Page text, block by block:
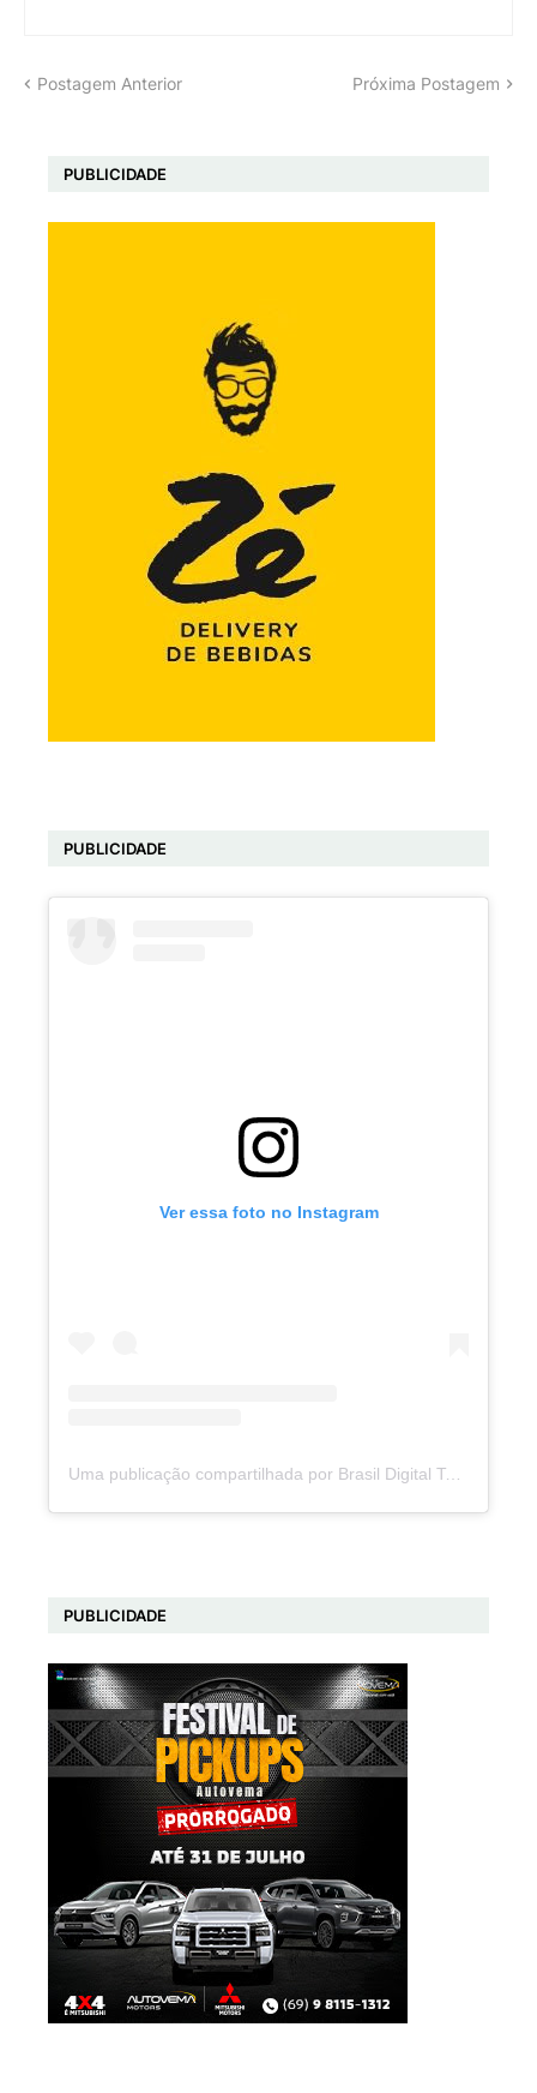
Postagem Anterior Próxima Postagem
PUBLICIDADE
PUBLICIDADE
Ver essa foto no Instagram
Uma publicação compartilhada por Brasil Digital Telecom (@brasildigitaltelecom)
PUBLICIDADE